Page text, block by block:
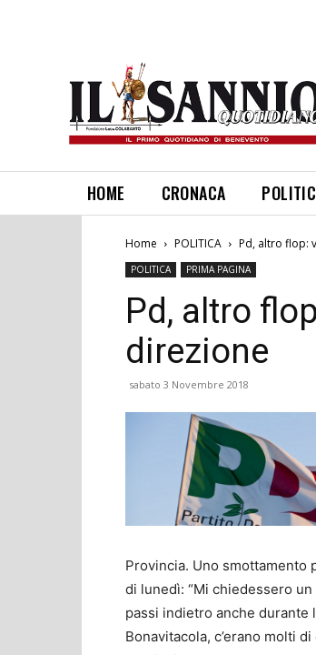
HOME CRONACA
Home POLITICA Pd, altro flop:
POLITICA PRIMA PAGINA
Pd, altro
direzione
sabato 3 Novembre 2018
Provincia. Uno smottamento
di lunedì: “Mi chiedessero
passi indietro anche durante
Bonavitacola, c’erano molti